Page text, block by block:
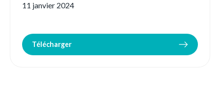
11 janvier 2024
Télécharger